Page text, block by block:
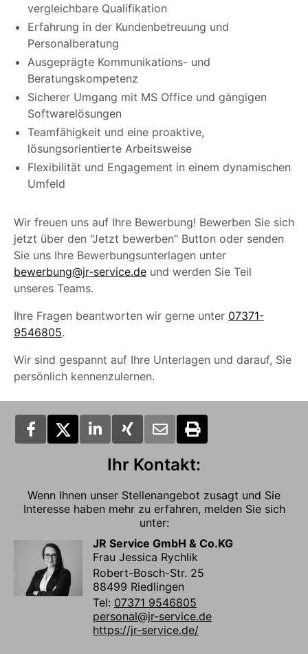
vergleichbare Qualifikation
Erfahrung in der Kundenbetreuung und
Personalberatung
Ausgeprägte Kommunikations- und
Beratungskompetenz
Sicherer Umgang mit MS Office und gängigen
Softwarelösungen
Teamfähigkeit und eine proaktive,
lösungsorientierte Arbeitsweise
Flexibilität und Engagement in einem dynamischen
Umfeld
Wir freuen uns auf Ihre Bewerbung! Bewerben Sie sich
jetzt über den "Jetzt bewerben" Button oder senden
Sie uns Ihre Bewerbungsunterlagen unter
bewerbung@jr-service.de und werden Sie Teil
unseres Teams.
Ihre Fragen beantworten wir gerne unter 07371-
9546805.
Wir sind gespannt auf Ihre Unterlagen und darauf, Sie
persönlich kennenzulernen.
Ihr Kontakt:
Wenn Ihnen unser Stellenangebot zusagt und Sie
Interesse haben mehr zu erfahren, melden Sie sich
unter:
JR Service GmbH & Co.KG
Frau Jessica Rychlik
Robert-Bosch-Str. 25
88499 Riedlingen
Tel: 07371 9546805
personal@jr-service.de
https://jr-service.de/